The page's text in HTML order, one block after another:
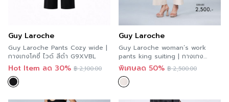
Guy Laroche
Guy Laroche Pants Cozy wide |
กางเกงโคซี่ ไวด์ สีดำ G9XVBL
Hot Item ลด 30% ฿2,100.00
Guy Laroche
Guy Laroche woman’s work
pants king suiting | กางเกง
ทำงานผู้หญิงขายาว ปลายขากว้าง สี
เบจ GBB6BE
พิเศษลด 50% ฿2,500.00